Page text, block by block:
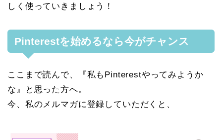
しく使っていきましょう！
Pinterestを始めるなら今がチャンス
ここまで読んで、『私もPinterestやってみようか
な』と思った方へ。
今、私のメルマガに登録していただくと、